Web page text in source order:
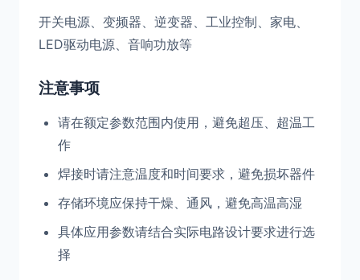
开关电源、变频器、逆变器、工业控制、家电、
LED驱动电源、音响功放等
注意事项
请在额定参数范围内使用，避免超压、超温工
作
焊接时请注意温度和时间要求，避免损坏器件
存储环境应保持干燥、通风，避免高温高湿
具体应用参数请结合实际电路设计要求进行选
择